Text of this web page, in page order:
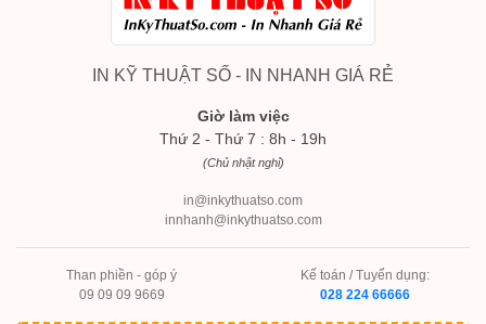
IN KỸ THUẬT SỐ - IN NHANH GIÁ RẺ
Giờ làm việc
Thứ 2 - Thứ 7 : 8h - 19h
(Chủ nhật nghỉ)
in@inkythuatso.com
innhanh@inkythuatso.com
Than phiền - góp ý
09 09 09 9669
Kế toán / Tuyển dụng:
028 224 66666